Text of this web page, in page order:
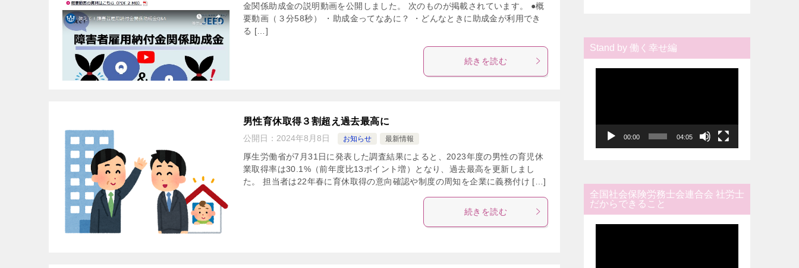
金関係助成金の説明動画を公開しました。 次のものが掲載されています。 ●概
要動画（３分58秒） ・助成金ってなあに？ ・どんなときに助成金が利用でき
る […]
続きを読む
男性育休取得３割超え過去最高に
公開日： 2024年8月8日 お知らせ 最新情報
厚生労働省が7月31日に発表した調査結果によると、2023年度の男性の育児休
業取得率は30.1%（前年度比13ポイント増）となり、過去最高を更新しまし
た。 担当者は22年春に育休取得の意向確認や制度の周知を企業に義務付け […]
続きを読む
Stand by 働く幸せ編
ヤ
00:00 04:05
全国社会保険労務士会連合会 社労士
だからできること